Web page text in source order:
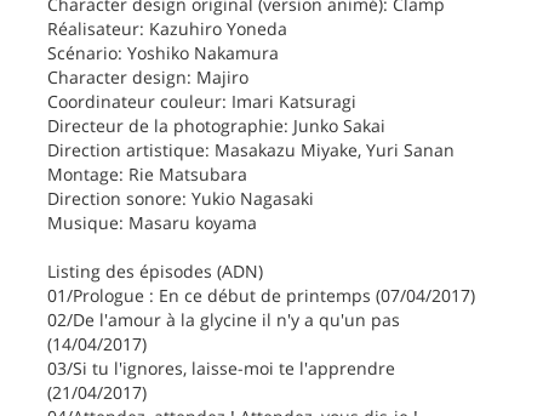
Réalisateur: Kazuhiro Yoneda
Scénario: Yoshiko Nakamura
Character design: Majiro
Coordinateur couleur: Imari Katsuragi
Directeur de la photographie: Junko Sakai
Direction artistique: Masakazu Miyake, Yuri Sanan
Montage: Rie Matsubara
Direction sonore: Yukio Nagasaki
Musique: Masaru koyama
Listing des épisodes (ADN)
01/Prologue : En ce début de printemps (07/04/2017)
02/De l'amour à la glycine il n'y a qu'un pas
(14/04/2017)
03/Si tu l'ignores, laisse-moi te l'apprendre
(21/04/2017)